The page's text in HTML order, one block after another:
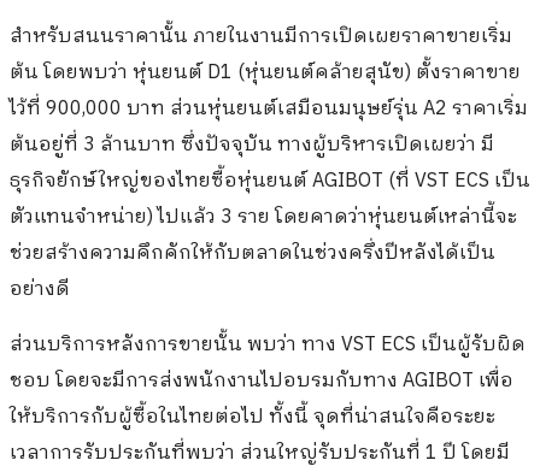
สำหรับสนนราคานั้น ภายในงานมีการเปิดเผยราคาขายเริ่ม
ต้น โดยพบว่า หุ่นยนต์ D1 (หุ่นยนต์คล้ายสุนัข) ตั้งราคาขาย
ไว้ที่ 900,000 บาท ส่วนหุ่นยนต์เสมือนมนุษย์รุ่น A2 ราคาเริ่ม
ต้นอยู่ที่ 3 ล้านบาท ซึ่งปัจจุบัน ทางผู้บริหารเปิดเผยว่า มี
ธุรกิจยักษ์ใหญ่ของไทยซื้อหุ่นยนต์ AGIBOT (ที่ VST ECS เป็น
ตัวแทนจำหน่าย) ไปแล้ว 3 ราย โดยคาดว่าหุ่นยนต์เหล่านี้จะ
ช่วยสร้างความคึกคักให้กับตลาดในช่วงครึ่งปีหลังได้เป็น
อย่างดี
ส่วนบริการหลังการขายนั้น พบว่า ทาง VST ECS เป็นผู้รับผิด
ชอบ โดยจะมีการส่งพนักงานไปอบรมกับทาง AGIBOT เพื่อ
ให้บริการกับผู้ซื้อในไทยต่อไป ทั้งนี้ จุดที่น่าสนใจคือระยะ
เวลาการรับประกันที่พบว่า ส่วนใหญ่รับประกันที่ 1 ปี โดยมี